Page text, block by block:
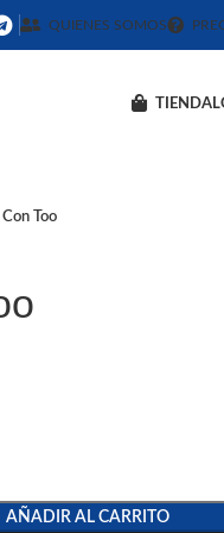
QUIENES SOMOS
TIENDA
Too
AÑADIR AL CARRITO